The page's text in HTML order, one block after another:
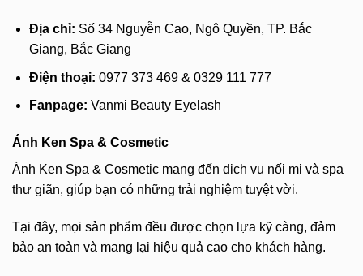
Địa chỉ: Số 34 Nguyễn Cao, Ngô Quyền, TP. Bắc
Giang, Bắc Giang
Điện thoại: 0977 373 469 & 0329 111 777
Fanpage: Vanmi Beauty Eyelash
Ánh Ken Spa & Cosmetic
Ánh Ken Spa & Cosmetic mang đến dịch vụ nối mi và spa
thư giãn, giúp bạn có những trải nghiệm tuyệt vời.
Tại đây, mọi sản phẩm đều được chọn lựa kỹ càng, đảm
bảo an toàn và mang lại hiệu quả cao cho khách hàng.